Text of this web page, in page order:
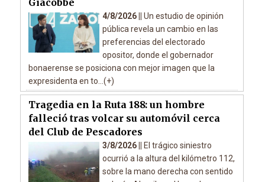
Giacobbe
4/8/2026 || Un estudio de opinión
pública revela un cambio en las
preferencias del electorado
opositor, donde el gobernador
bonaerense se posiciona con mejor imagen que la
expresidenta en to...(+)
Tragedia en la Ruta 188: un hombre
falleció tras volcar su automóvil cerca
del Club de Pescadores
3/8/2026 ||
El trágico siniestro
ocurrió a la altura del kilómetro 112,
sobre la mano derecha con sentido